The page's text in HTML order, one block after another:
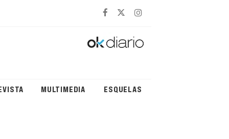
MULTIMEDIA ESQUELAS